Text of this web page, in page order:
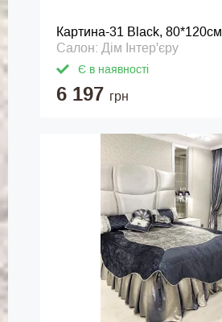
Картина-31 Black, 80*120см
Салон: Дім Інтер'єру
Є в наявності
6 197 грн